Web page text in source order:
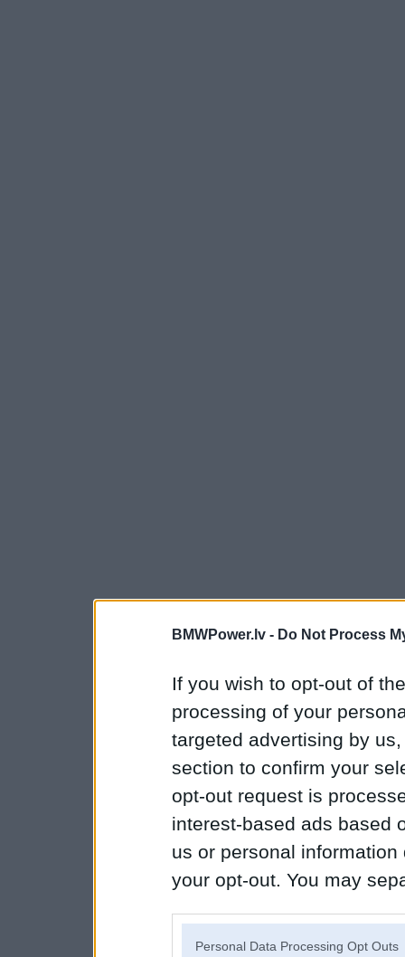
BMWPower.lv - Do Not Process
If you wish to opt-out of
processing of your
targeted advertising by
section to confirm your
opt-out request is
interest-based ads based
us or personal
your opt-out. You may
Personal Data Processing Opt Outs